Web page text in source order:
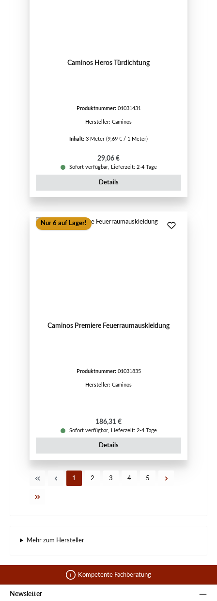
Caminos Heros Türdichtung
Produktnummer: 01031431
Hersteller: Caminos
Inhalt: 3 Meter (9,69 € / 1 Meter)
Regulärer Preis:
29,06 €
Sofort verfügbar, Lieferzeit: 2-4 Tage
Details
Nur 6 auf Lager!
Caminos Premiere Feuerraumauskleidung
Produktnummer: 01031835
Hersteller: Caminos
Regulärer Preis:
186,31 €
Sofort verfügbar, Lieferzeit: 2-4 Tage
Details
Seite
1 Seite
2 Seite
3 Seite
4 Seite
5
Mehr zum Hersteller
Kompetente Fachberatung
Newsletter